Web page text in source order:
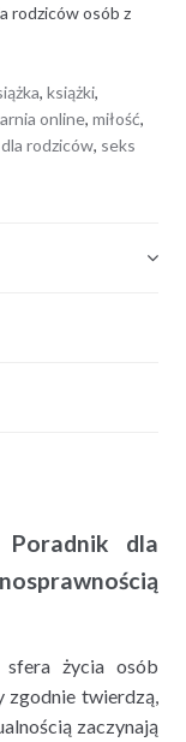
rodziców osób z
, książki,
online, miłość,
rodziców, seks
Poradnik dla
sfera życia osób
zgodnie twierdzą,
zaczynają